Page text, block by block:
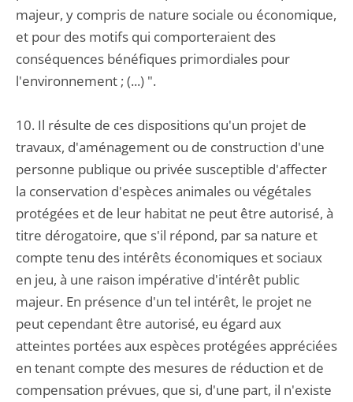
majeur, y compris de nature sociale ou économique,
et pour des motifs qui comporteraient des
conséquences bénéfiques primordiales pour
l'environnement ; (...) ".
10. Il résulte de ces dispositions qu'un projet de
travaux, d'aménagement ou de construction d'une
personne publique ou privée susceptible d'affecter
la conservation d'espèces animales ou végétales
protégées et de leur habitat ne peut être autorisé, à
titre dérogatoire, que s'il répond, par sa nature et
compte tenu des intérêts économiques et sociaux
en jeu, à une raison impérative d'intérêt public
majeur. En présence d'un tel intérêt, le projet ne
peut cependant être autorisé, eu égard aux
atteintes portées aux espèces protégées appréciées
en tenant compte des mesures de réduction et de
compensation prévues, que si, d'une part, il n'existe